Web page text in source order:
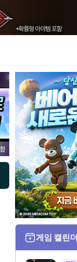
게임 캘린더